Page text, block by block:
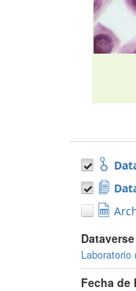
Laboratorio
Fecha de